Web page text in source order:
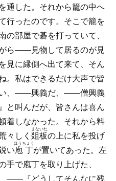
通した。それから籠の中へ
行ったのです。そこで籠を
の部屋で碁を打っていて、
ら――見物して居るのが見
見に縁側へ出て来て、そん
。私はできるだけ大声で皆
、――興義だ、——僧興義
と叫んだが、皆さんは喜ん
着しなかった。それから料
々しく 爼板
まないた
の上に私を投げ
い庖丁
ほうちょう
が置いてあった。左
手で庖丁を取り上げた、
――『どうしてそんなに残